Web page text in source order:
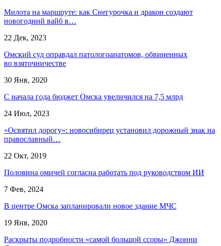
Милота на маршруте: как Снегурочка и дракон создают
новогодний вайб в…
22 Дек, 2023
Омский суд оправдал патологоанатомов, обвиненных
во взяточничестве
30 Янв, 2020
С начала года бюджет Омска увеличился на 7,5 млрд
24 Июл, 2023
«Освятил дорогу»: новосибирец установил дорожный знак на
православный…
22 Окт, 2019
Половина омичей согласна работать под руководством ИИ
7 Фев, 2024
В центре Омска запланировали новое здание МЧС
19 Янв, 2020
Раскрыты подробности «самой большой ссоры» Джонни